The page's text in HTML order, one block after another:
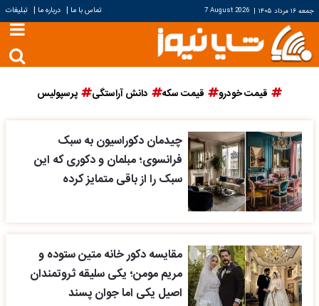
جمعه ۱۶ مرداد ۱۴۰۵ |
7 August 2026 تماس با ما | درباره ما | تبلیغات
قیمت خودرو قیمت سکه دانش آراستگی پرسپولیس
چیدمان دکوراسیون به سبک
فرانسوی؛ مبلمان و دکوری که این
سبک را از باقی متمایز کرده
مقایسه دکور خانه متین ستوده و
مریم مومن؛ یکی سلیقه ثروتمندان
اصیل یکی اما جوان پسند